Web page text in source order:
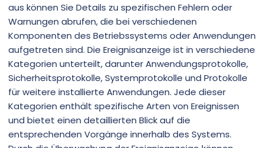
aus können Sie Details zu spezifischen Fehlern oder
Warnungen abrufen, die bei verschiedenen
Komponenten des Betriebssystems oder Anwendungen
aufgetreten sind. Die Ereignisanzeige ist in verschiedene
Kategorien unterteilt, darunter Anwendungsprotokolle,
Sicherheitsprotokolle, Systemprotokolle und Protokolle
für weitere installierte Anwendungen. Jede dieser
Kategorien enthält spezifische Arten von Ereignissen
und bietet einen detaillierten Blick auf die
entsprechenden Vorgänge innerhalb des Systems.